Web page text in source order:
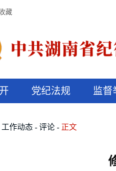
藏
党纪法规 监督
工作动态 评论 正文